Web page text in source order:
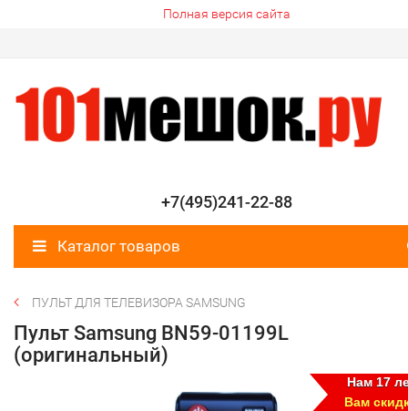
Полная версия сайта
+7(495)241-22-88
Каталог товаров
ПУЛЬТ ДЛЯ ТЕЛЕВИЗОРА SAMSUNG
Пульт Samsung BN59-01199L
(оригинальный)
Нам 17
Вам